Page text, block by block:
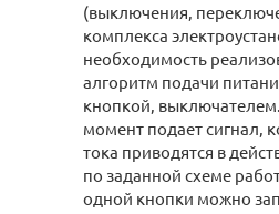
(выключения,
комплекса
необходимость
алгоритм подачи
кнопкой,
момент подает сигнал,
тока приводятся в
по заданной схеме
одной кнопки можно